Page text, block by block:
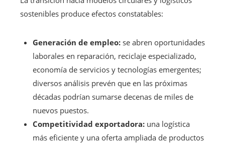
sostenibles produce efectos constatables:
Generación de empleo: se abren oportunidades
laborales en reparación, reciclaje especializado,
economía de servicios y tecnologías emergentes;
diversos análisis prevén que en las próximas
décadas podrían sumarse decenas de miles de
nuevos puestos.
Competitividad exportadora: una logística
más eficiente y una oferta ampliada de productos